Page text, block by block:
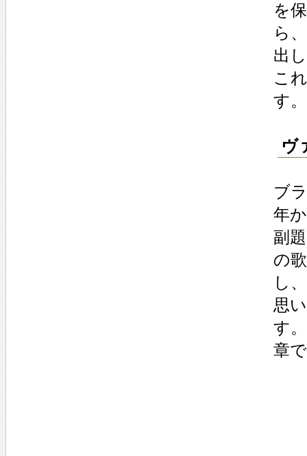
を
ら
出
こ
す。
ヴ
ブ
年
副
の
し
思
す
章